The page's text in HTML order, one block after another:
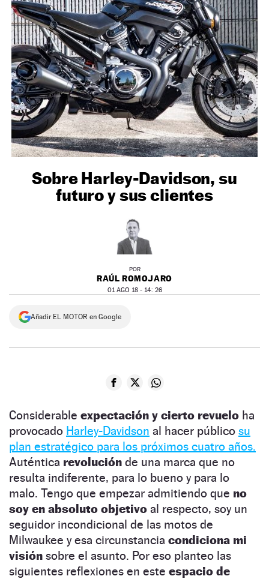
NEWSLETTER
SÍGUENOS
Sobre Harley-Davidson, su
futuro y sus clientes
POR
RAÚL ROMOJARO
01 AGO 18 - 14: 26
Añadir EL MOTOR en Google
Considerable expectación y cierto revuelo ha
provocado Harley-Davidson al hacer público su
plan estratégico para los próximos cuatro años.
Auténtica revolución de una marca que no
resulta indiferente, para lo bueno y para lo
malo. Tengo que empezar admitiendo que no
soy en absoluto objetivo al respecto, soy un
seguidor incondicional de las motos de
Milwaukee y esa circunstancia condiciona mi
visión sobre el asunto. Por eso planteo las
siguientes reflexiones en este espacio de